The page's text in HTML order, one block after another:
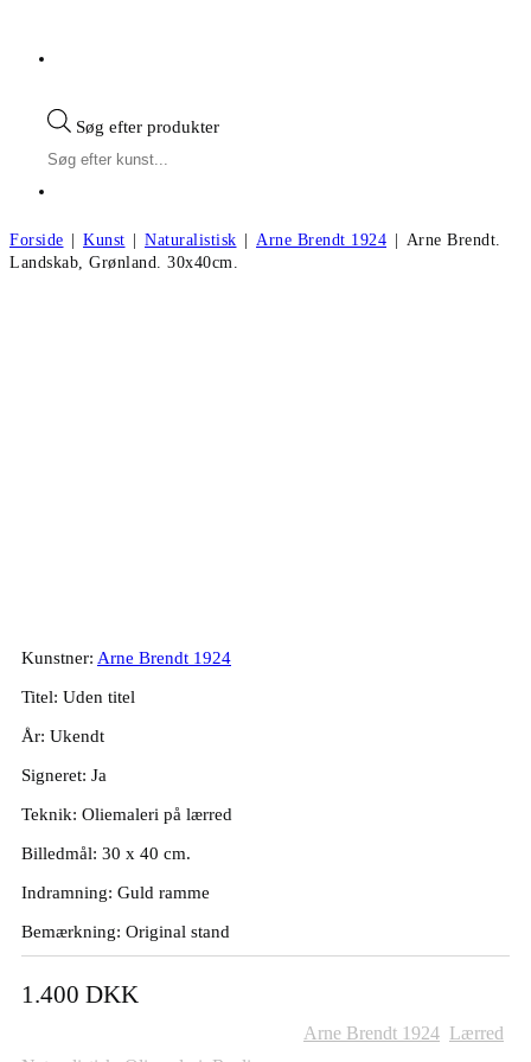
Søg efter produkter
Forside | Kunst | Naturalistisk | Arne Brendt 1924 | Arne Brendt.
Landskab, Grønland. 30x40cm.
Kunstner: Arne Brendt 1924
Titel: Uden titel
År: Ukendt
Signeret: Ja
Teknik: Oliemaleri på lærred
Billedmål: 30 x 40 cm.
Indramning: Guld ramme
Bemærkning: Original stand
1.400 DKK
Arne Brendt 1924 Lærred